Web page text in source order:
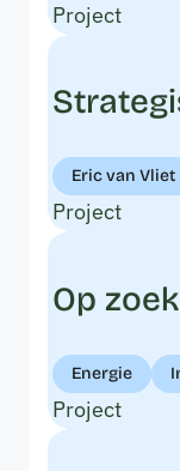
Project
Eric van Vliet
Project
Op
Energie
Project